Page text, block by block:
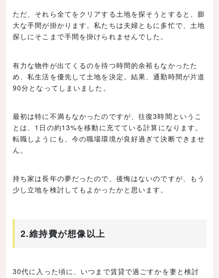
ただ、それら全てをクリアする土地を探そうとすると、膨
大な手間が掛かります。私たちは夫婦ともに多忙で、土地
探しにそこまで手間を掛けられませんでした。
有力な物件が出てくるのを待つ時間的余裕もなかったた
め、私生活を優先して土地を決定。結果、通勤時間が片道
90分となってしまいました。
最初は特に不満もなかったのですが、往復3時間というこ
とは、1日の約13%を移動に充てている計算になります。
転職しようにも、今の職場環境が良好過ぎて決断できませ
ん。
持ち家は長年の夢だったので、後悔はないのですが、もう
少し立地を検討してもよかったかと思います。
2.維持費が想像以上
30代に入った頃に、いつまで賃貸で過ごすかを妻と検討